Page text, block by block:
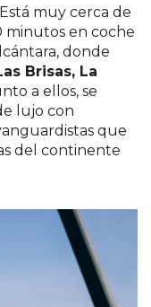
Está muy cerca de
minutos en coche
donde
Brisas, La
a ellos, se
lujo con
que
del continente